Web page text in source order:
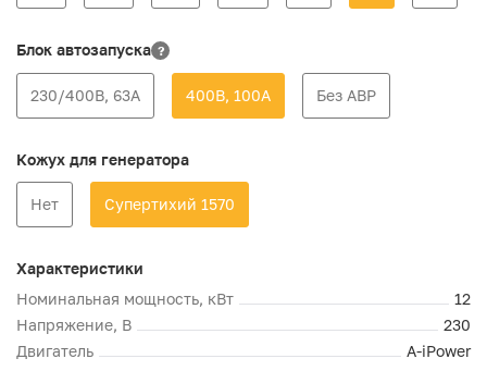
Блок автозапуска ?
230/400В, 63А 400В, 100А Без АВР
Кожух для генератора
Нет Супертихий 1570
Характеристики
Номинальная мощность, кВт
12
Напряжение, В
230
Двигатель
A-iPower